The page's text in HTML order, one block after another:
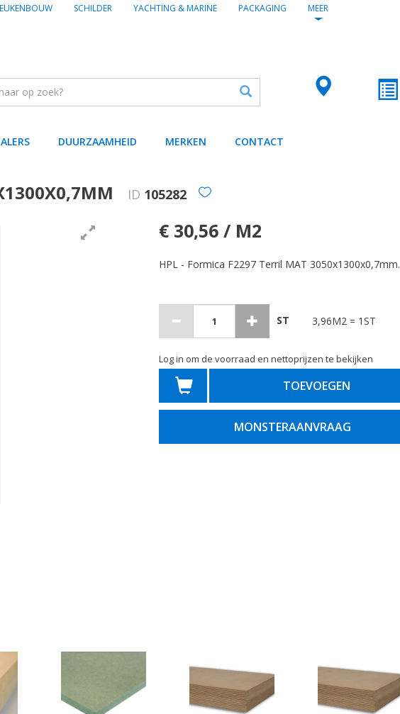
SCHILDER YACHTING & MARINE PACKAGING MEER
DUURZAAMHEID MERKEN CONTACT
ID 105282
€ 30,56 / M2
HPL - Formica F2297 Terril MAT 3050x1300x0,7mm.
ST 3,96M2 = 1ST
Log in om de voorraad en nettoprijzen te bekijken
TOEVOEGEN
MONSTERAANVRAAG